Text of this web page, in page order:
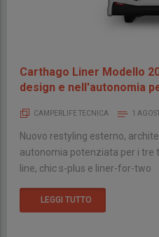
Carthago Liner Modello
design e nell'autonomia
CAMPERLIFE TECNICA 1
Nuovo restyling esterno,
autonomia potenziata per i tre
line, chic s-plus e liner-for-two
LEGGI TUTTO